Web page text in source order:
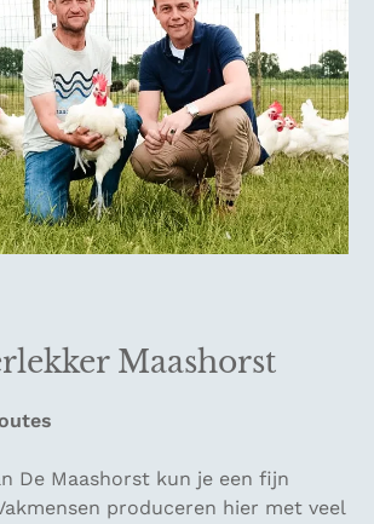
Maashorst
De Maashorst kun je een fijn
produceren hier met veel